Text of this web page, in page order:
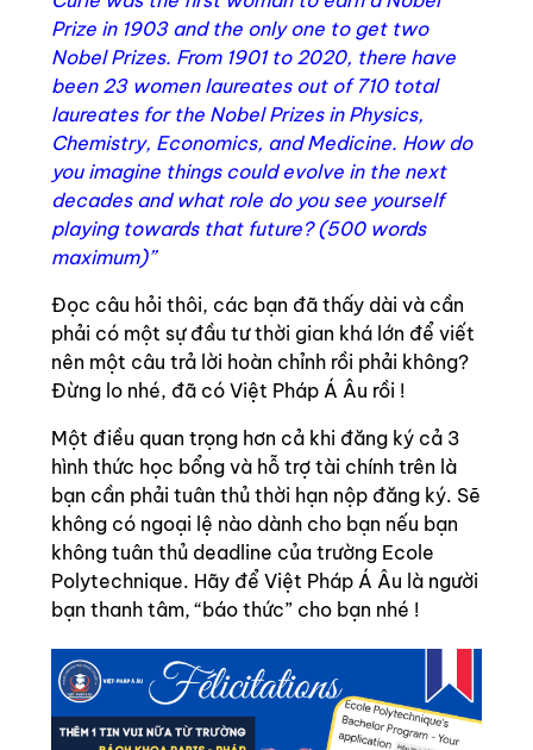
Prize in 1903 and the only one to get two
Nobel Prizes. From 1901 to 2020, there have
been 23 women laureates out of 710 total
laureates for the Nobel Prizes in Physics,
Chemistry, Economics, and Medicine. How do
you imagine things could evolve in the next
decades and what role do you see yourself
playing towards that future? (500 words
maximum)”
Đọc câu hỏi thôi, các bạn đã thấy dài và cần
phải có một sự đầu tư thời gian khá lớn để viết
nên một câu trả lời hoàn chỉnh rồi phải không?
Đừng lo nhé, đã có Việt Pháp Á Âu rồi !
Một điều quan trọng hơn cả khi đăng ký cả 3
hình thức học bổng và hỗ trợ tài chính trên là
bạn cần phải tuân thủ thời hạn nộp đăng ký. Sẽ
không có ngoại lệ nào dành cho bạn nếu bạn
không tuân thủ deadline của trường Ecole
Polytechnique. Hãy để Việt Pháp Á Âu là người
bạn thanh tâm, “báo thức” cho bạn nhé !